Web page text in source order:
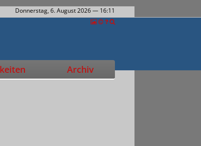
Donnerstag, 6. August 2026— 16:11
Archiv